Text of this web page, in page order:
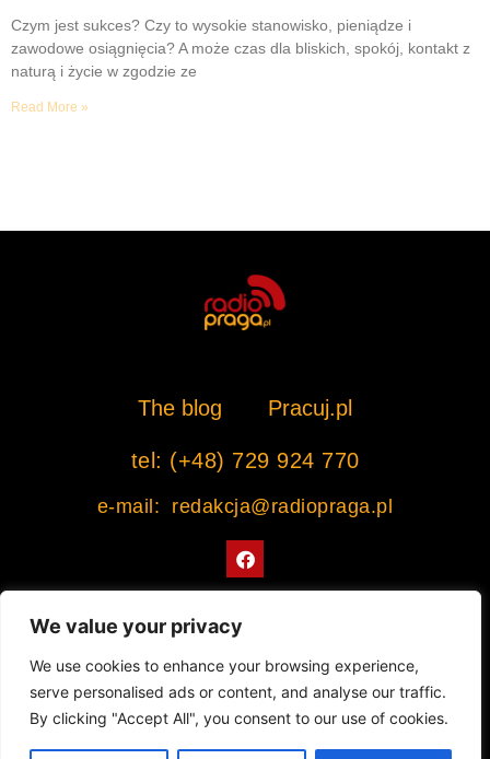
We value your privacy
We use cookies to enhance your browsing experience,
serve personalised ads or content, and analyse our traffic.
By clicking "Accept All", you consent to our use of cookies.
Czym jest sukces? Czy to wysokie stanowisko, pieniądze i
zawodowe osiągnięcia? A może czas dla bliskich, spokój, kontakt z
naturą i życie w zgodzie ze
Read More »
The blog Pracuj.pl
tel: (+48) 729 924 770
e-mail: redakcja@radiopraga.pl
F
a
c
o
k
Współpracujemy z Muzeum Warszawskiej Pragi
© 2022 All rights Reserved. Radiopraga.pl
Projekt strony internetowej: tomasz-kaminski.pl